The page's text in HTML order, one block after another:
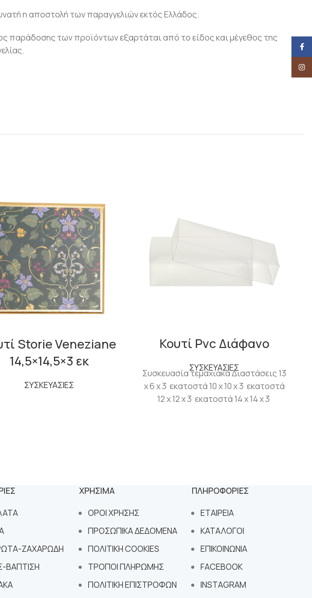
η αποστολή των παραγγελιών εκτός Ελλάδος.
παράδοσης των προϊόντων εξαρτάται από το είδος και μέγεθος της
Storie Veneziane
14,5×14,5×3 εκ
ΣΥΣΚΕΥΑΣΙΕΣ
Κουτί Pvc Διάφανο
ΣΥΣΚΕΥΑΣΙΕΣ
Συσκευασία τεμαχιακά Διαστάσεις 13
x 6 x 3 εκατοστά 10 x 10 x 3 εκατοστά
12 x 12 x 3 εκατοστά 14 x 14 x 3
ΖΑΧΑΡΩΔΗ
ΒΑΠΤΙΣΗ
ΧΡΗΣΙΜΑ
ΟΡΟΙ ΧΡΗΣΗΣ
ΠΡΟΣΩΠΙΚΑ ΔΕΔΟΜΕΝΑ
ΠΟΛΙΤΙΚΗ COOKIES
ΤΡΟΠΟΙ ΠΛΗΡΩΜΗΣ
ΠΟΛΙΤΙΚΗ ΕΠΙΣΤΡΟΦΩΝ
ΠΛΗΡΟΦΟΡΙΕΣ
ΕΤΑΙΡΕΙΑ
ΚΑΤΑΛΟΓΟΙ
ΕΠΙΚΟΙΝΩΝΙΑ
FACEBOOK
INSTAGRAM